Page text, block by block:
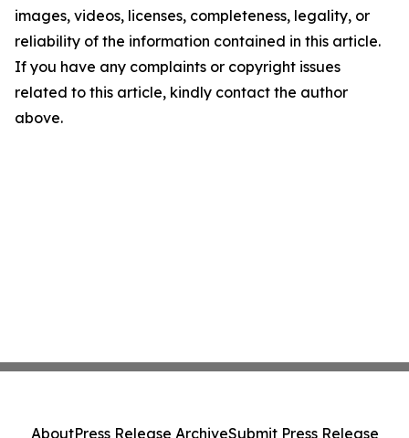
images, videos, licenses, completeness, legality, or
reliability of the information contained in this article.
If you have any complaints or copyright issues
related to this article, kindly contact the author
above.
AboutPress Release ArchiveSubmit Press Release